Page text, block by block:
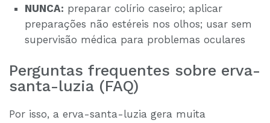
NUNCA: preparar colírio caseiro; aplicar
preparações não estéreis nos olhos; usar sem
supervisão médica para problemas oculares
Perguntas frequentes sobre erva-
santa-luzia (FAQ)
Por isso, a erva-santa-luzia gera muita